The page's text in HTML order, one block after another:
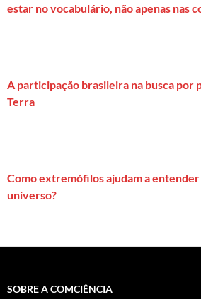
estar no vocabulário, não apenas nas
A participação brasileira na busca por
Terra
Como extremófilos ajudam a
universo?
SOBRE A COMCIÊNCIA